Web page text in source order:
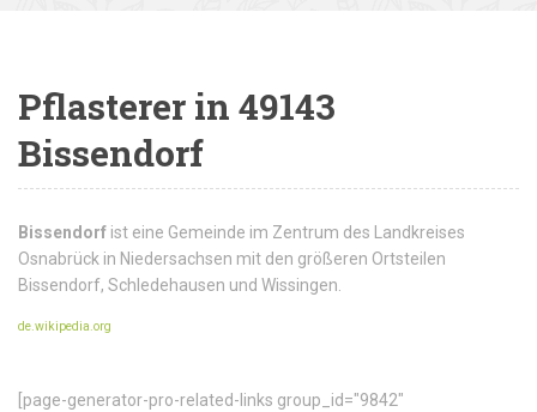
Pflasterer in 49143
Bissendorf
Bissendorf ist eine Gemeinde im Zentrum des Landkreises
Osnabrück in Niedersachsen mit den größeren Ortsteilen
Bissendorf, Schledehausen und Wissingen.
de.wikipedia.org
[page-generator-pro-related-links group_id="9842"